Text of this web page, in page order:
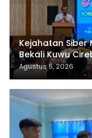
Kejahatan Siber
Bekali Kuwu
Agustus 5, 2026